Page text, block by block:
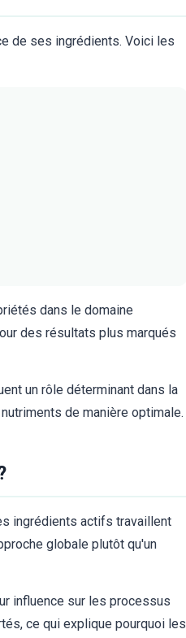
de ses ingrédients. Voici les
dans le domaine
des résultats plus marqués
un rôle déterminant dans la
de manière optimale.
ingrédients actifs travaillent
globale plutôt qu'un
influence sur les processus
ce qui explique pourquoi les